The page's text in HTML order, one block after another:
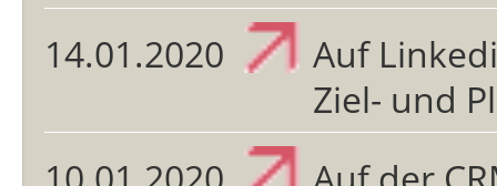
14.01.2020
Auf
Ziel- und